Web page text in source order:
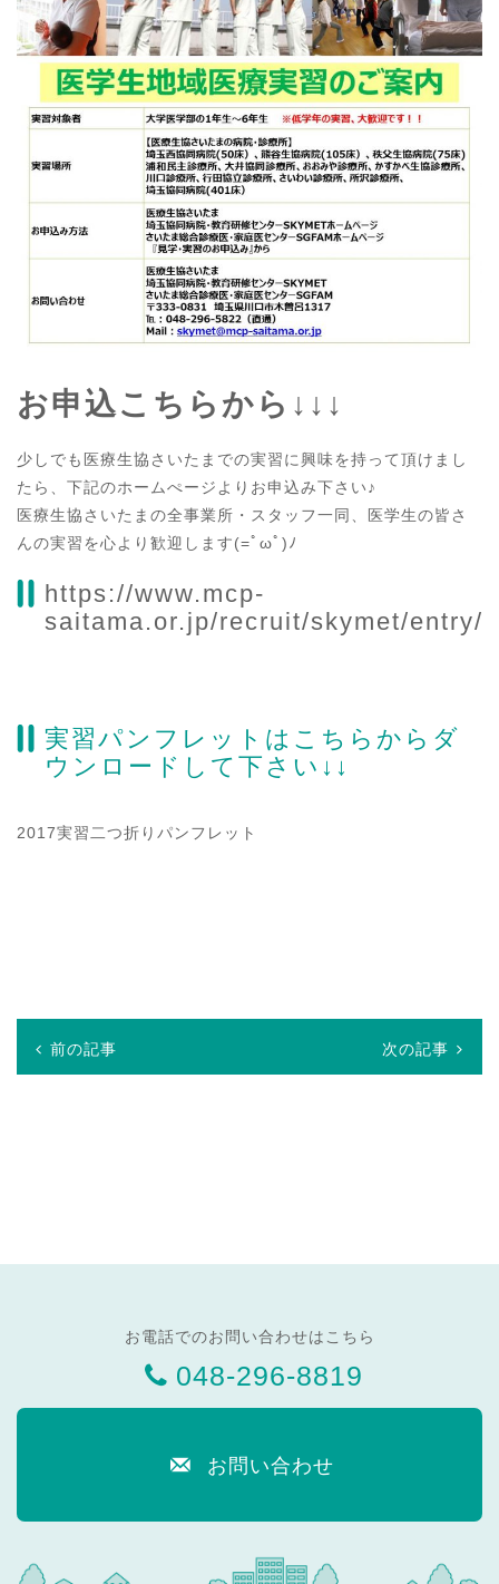
お申込こちらから↓↓↓
少しでも医療生協さいたまでの実習に興味を持って頂けまし
たら、下記のホームぺージよりお申込み下さい♪
医療生協さいたまの全事業所・スタッフ一同、医学生の皆さ
んの実習を心より歓迎します(=ﾟωﾟ)ﾉ
https://www.mcp-
saitama.or.jp/recruit/skymet/entry/
実習パンフレットはこちらからダ
ウンロードして下さい↓↓
2017実習二つ折りパンフレット
前の記事 次の記事
お電話でのお問い合わせはこちら
048-296-8819
お問い合わせ